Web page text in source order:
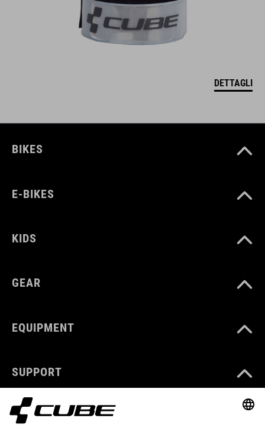
DETTAGLI
BIKES
E-BIKES
KIDS
GEAR
EQUIPMENT
SUPPORT
ABOUT US